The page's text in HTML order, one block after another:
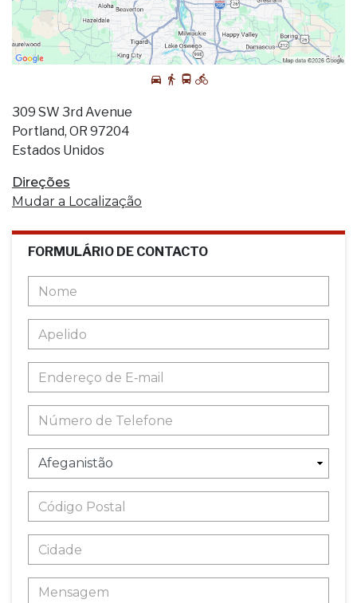
309 SW 3rd Avenue
Portland, OR 97204
Estados Unidos
Direções
Mudar a Localização
FORMULÁRIO DE CONTACTO